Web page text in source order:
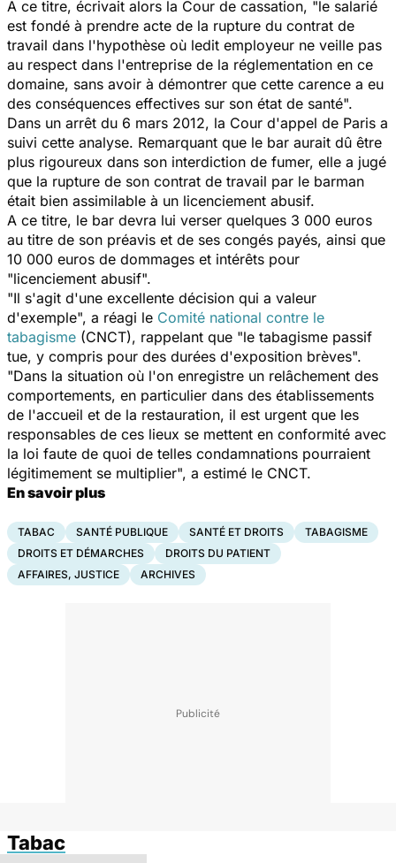
A ce titre, écrivait alors la Cour de cassation, "le salarié
est fondé à prendre acte de la rupture du contrat de
travail dans l'hypothèse où ledit employeur ne veille pas
au respect dans l'entreprise de la réglementation en ce
domaine, sans avoir à démontrer que cette carence a eu
des conséquences effectives sur son état de santé".
Dans un arrêt du 6 mars 2012, la Cour d'appel de Paris a
suivi cette analyse. Remarquant que le bar aurait dû être
plus rigoureux dans son interdiction de fumer, elle a jugé
que la rupture de son contrat de travail par le barman
était bien assimilable à un licenciement abusif.
A ce titre, le bar devra lui verser quelques 3 000 euros
au titre de son préavis et de ses congés payés, ainsi que
10 000 euros de dommages et intérêts pour
"licenciement abusif".
"Il s'agit d'une excellente décision qui a valeur
d'exemple", a réagi le Comité national contre le
tabagisme (CNCT), rappelant que "le tabagisme passif
tue, y compris pour des durées d'exposition brèves".
"Dans la situation où l'on enregistre un relâchement des
comportements, en particulier dans des établissements
de l'accueil et de la restauration, il est urgent que les
responsables de ces lieux se mettent en conformité avec
la loi faute de quoi de telles condamnations pourraient
légitimement se multiplier", a estimé le CNCT.
En savoir plus
TABAC SANTÉ PUBLIQUE SANTÉ ET DROITS
TABAGISME
DROITS ET DÉMARCHES
DROITS DU PATIENT
AFFAIRES, JUSTICE
ARCHIVES
Tabac